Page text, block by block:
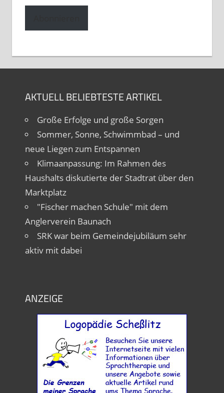
Adresse
AKTUELL BELIEBTESTE ARTIKEL
Große Erfolge und große Sorgen
Sommer, Sonne, Schwimmbad – und
neue Liegen zum Entspannen
Klimaanpassung: Im Rahmen des
Haushalts diskutierte der Stadtrat über den
Marktplatz
"Fischer machen Schule" mit dem
Anglerverein Baunach
SRK war beim Gemeindejubiläum sehr
aktiv mit dabei
ANZEIGE